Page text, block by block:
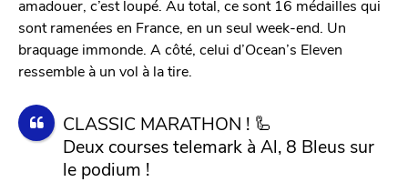
amadouer, c’est loupé. Au total, ce sont 16 médailles qui
sont ramenées en France, en un seul week-end. Un
braquage immonde. A côté, celui d’Ocean’s Eleven
ressemble à un vol à la tire.
CLASSIC MARATHON ! 🦾
Deux courses telemark à Al, 8 Bleus sur
le podium !